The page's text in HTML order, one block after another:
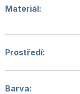
Materiál:
Prostředí:
Barva: